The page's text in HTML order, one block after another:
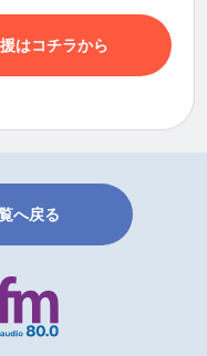
はコチラから
へ戻る